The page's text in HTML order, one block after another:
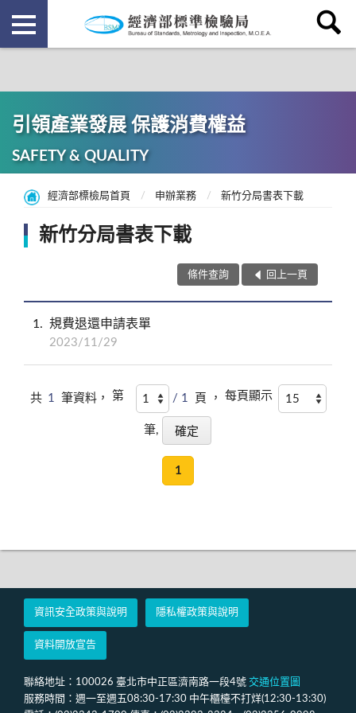
引領產業發展 保護消費權益
SAFETY & QUALITY
經濟部標檢局首頁 申辦業務 新竹分局書表下載
新竹分局書表下載
條件查詢 回上一頁
1 規費退還申請表單
2023/11/29
共 1 筆資料， 第 / 1 頁 ， 每頁顯示
筆,
1
資訊安全政策與說明 隱私權政策與說明
資料開放宣告
聯絡地址：100026 臺北市中正區濟南路一段4號 交通位置圖
服務時間：週一至週五08:30-17:30 中午櫃檯不打烊(12:30-13:30)